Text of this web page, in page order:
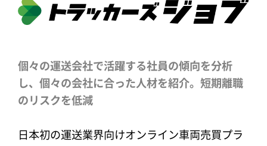
個々の運送会社で活躍する社員の傾向を分析
し、個々の会社に合った人材を紹介。短期離職
のリスクを低減
日本初の運送業界向けオンライン車両売買プラ